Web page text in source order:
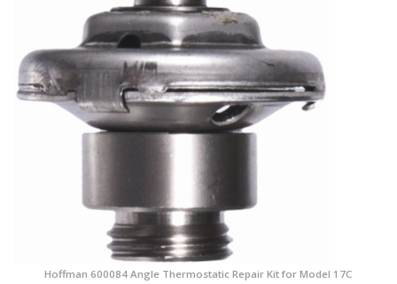
Hoffman 600084 Angle Thermostatic Repair Kit for Model 17C